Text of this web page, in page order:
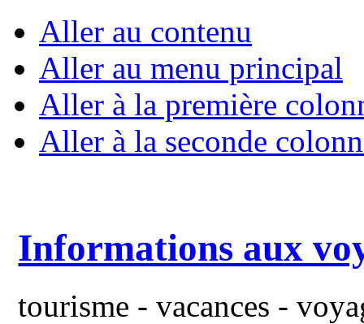
Aller au contenu
Aller au menu principal
Aller à la première
Aller à la seconde
Informations aux
tourisme - vacances -